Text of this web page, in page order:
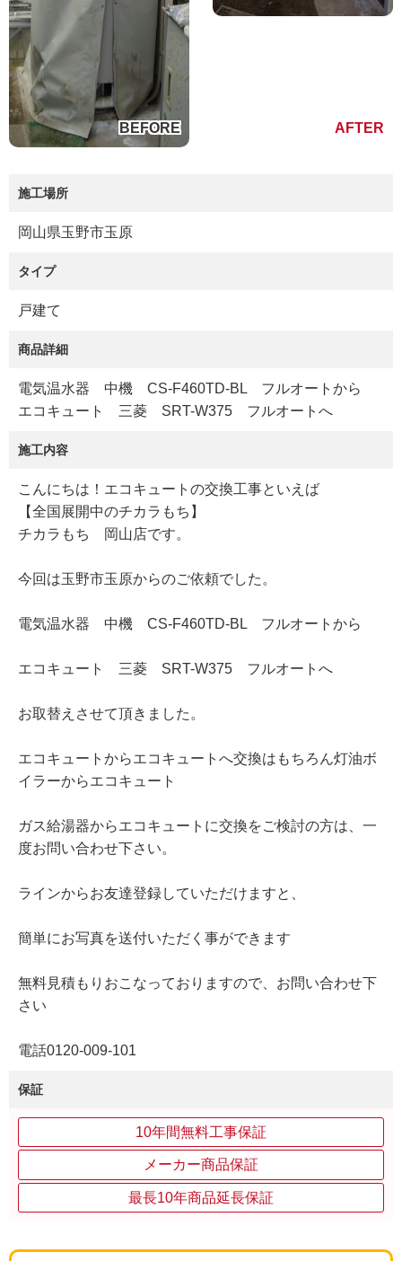
施工場所
岡山県玉野市玉原
タイプ
戸建て
商品詳細
電気温水器 中機 CS-F460TD-BL フルオートから
エコキュート 三菱 SRT-W375 フルオートへ
施工内容
こんにちは！エコキュートの交換工事といえば
【全国展開中のチカラもち】
チカラもち 岡山店です。
今回は玉野市玉原からのご依頼でした。
電気温水器 中機 CS-F460TD-BL フルオートから
エコキュート 三菱 SRT-W375 フルオートへ
お取替えさせて頂きました。
エコキュートからエコキュートへ交換はもちろん灯油ボ
イラーからエコキュート
ガス給湯器からエコキュートに交換をご検討の方は、一
度お問い合わせ下さい。
ラインからお友達登録していただけますと、
簡単にお写真を送付いただく事ができます
無料見積もりおこなっておりますので、お問い合わせ下
さい
電話0120-009-101
保証
10年間無料工事保証
メーカー商品保証
最長10年商品延長保証